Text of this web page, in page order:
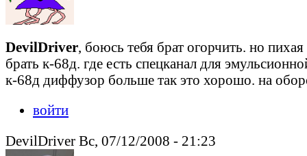
DevilDriver , боюсь тебя брат огорчить. но
брать к-68д. где есть спецканал для
к-68д диффузор больше так это хорошо. на
войти
DevilDriver Вс, 07/12/2008 - 21:23